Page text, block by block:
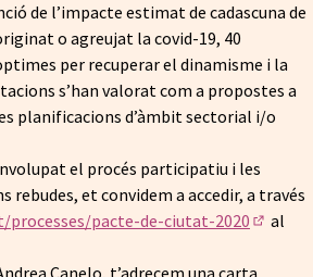
de l’impacte estimat de cadascuna de
o agreujat la covid-19, 40
per recuperar el dinamisme i la
s’han valorat com a propostes a
planificacions d’àmbit sectorial i/o
el procés participatiu i les
rebudes, et convidem a accedir, a través
pacte-de-ciutat-2020
al
Canelo, t’adrecem una carta